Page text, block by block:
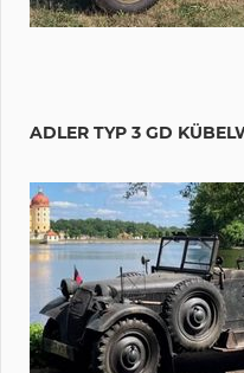
ADLER TYP 3 GD